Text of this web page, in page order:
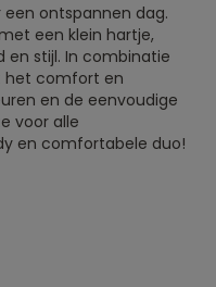
ontspannen dag.
een klein hartje,
en stijl. In combinatie
het comfort en
en de eenvoudige
voor alle
en comfortabele duo!